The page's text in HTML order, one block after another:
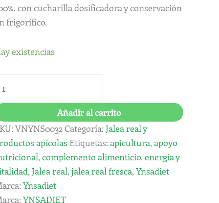
con cucharilla dosificadora y conservación
frigorífico.
existencias
Añadir al carrito
VNYNS0032 Categoría:Jalea real y
apícolas Etiquetas:apicultura,apoyo
,complemento alimenticio,energía y
,Jalea real,jalea real fresca,Ynsadiet
Ynsadiet
YNSADIET